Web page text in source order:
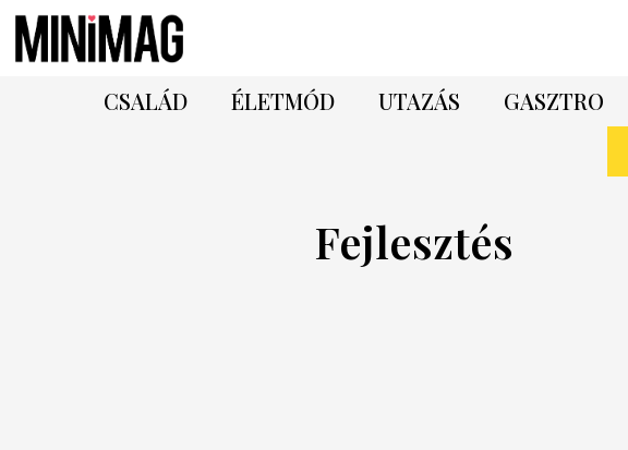
CSALÁD ÉLETMÓD UTAZÁS GASZTRO
Fejlesztés